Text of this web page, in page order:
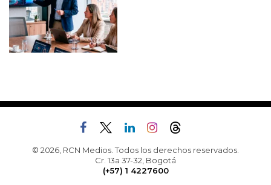
© 2026, RCN Medios. Todos los derechos reservados.
Cr. 13a 37-32, Bogotá
(+57) 1 4227600